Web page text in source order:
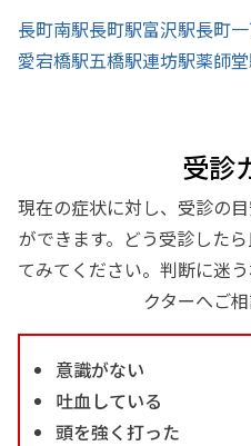
長町南駅長町駅富沢駅長町
愛宕橋駅五橋駅連坊駅薬師
受診
現在の症状に対し、受診の
ができます。どう受診した
てみてください。判断に迷
クターへご
意識がない
吐血している
頭を強く打った